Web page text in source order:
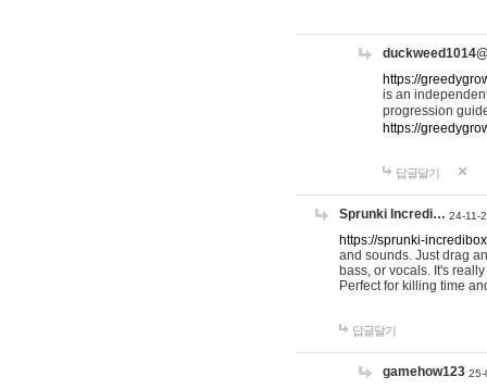
https://
is an
progression
https://
답글달기
Sprunki Incredi… 24-11-
https://sprunki-
and sounds. Just drag
bass, or vocals. It's
Perfect for killing time
답글달기
gamehow123 25-